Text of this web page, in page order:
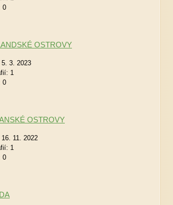
0
OSTROVY
5. 3. 2023
1
0
OSTROVY
16. 11. 2022
1
0